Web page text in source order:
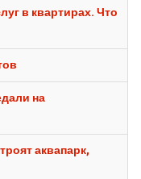
в квартирах. Что
на
аквапарк,